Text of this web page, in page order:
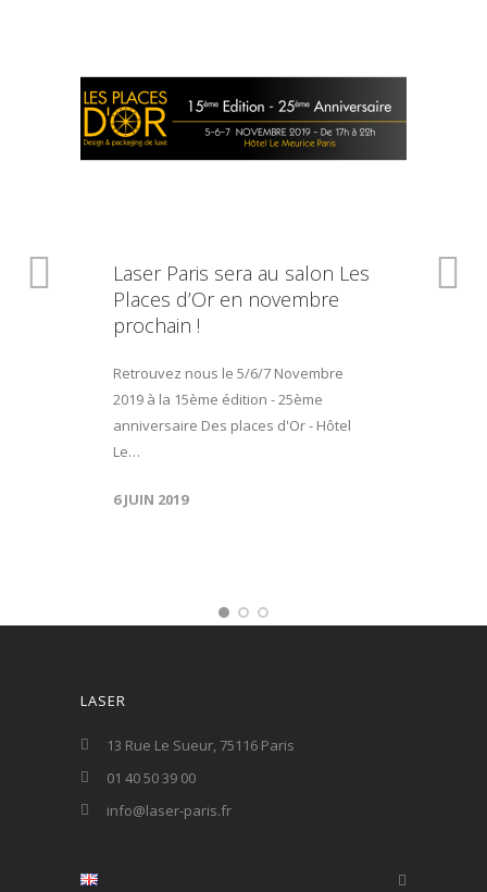
Laser Paris sera au salon Les
Places d’Or en novembre
prochain !
Retrouvez nous le 5/6/7 Novembre
2019 à la 15ème édition - 25ème
anniversaire Des places d'Or - Hôtel
Le…
6 JUIN 2019
LASER
13 Rue Le Sueur, 75116 Paris
01 40 50 39 00
info@laser-paris.fr